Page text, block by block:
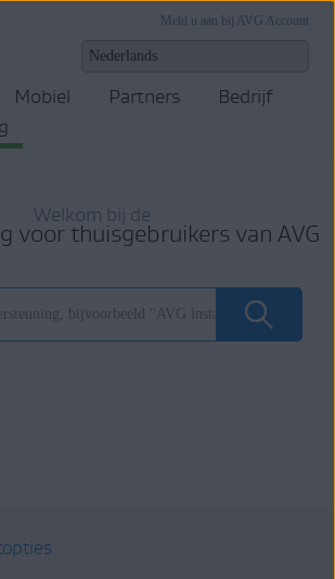
Meld u aan bij AVG Account
Mobiel Partners
Bedrijf
Welkom bij de
voor thuisgebruikers van AVG